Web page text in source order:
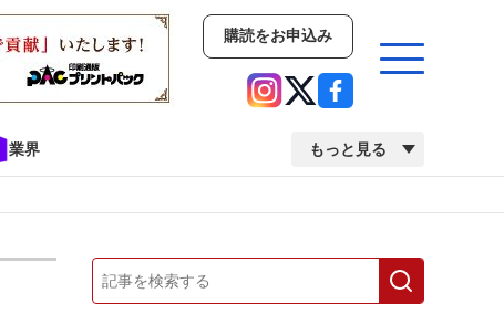
購読をお申込み
業界 もっと見る
イベント